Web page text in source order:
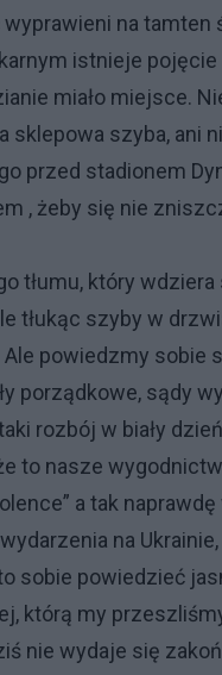
na
istnieje
miało miejsce.
sklepowa szyba, ani
przed stadionem
, żeby się nie
tłumu, który
tłukąc szyby w
powiedzmy
porządkowe, sądy
rozbój w biały
to nasze
a tak
na
sobie powiedzieć
którą my
nie wydaje się